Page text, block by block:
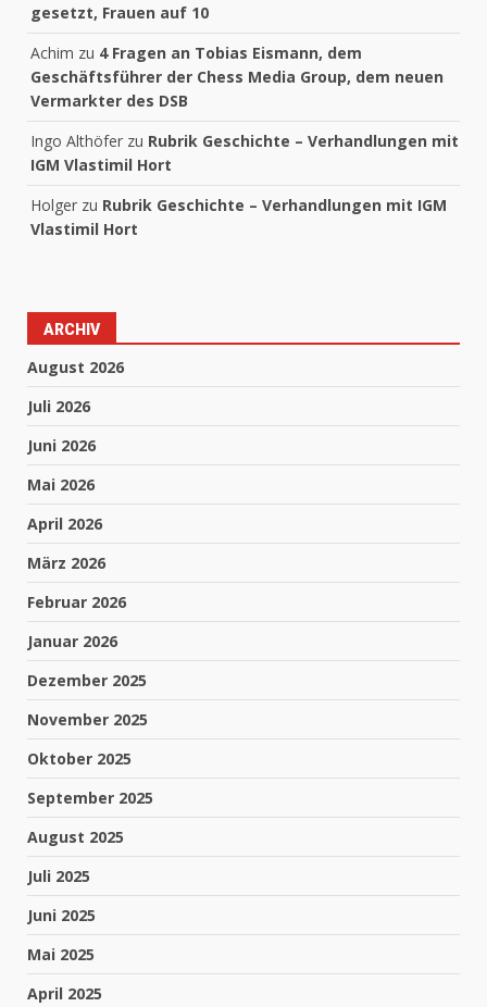
gesetzt, Frauen auf 10
Achim zu 4 Fragen an Tobias Eismann, dem
Geschäftsführer der Chess Media Group, dem neuen
Vermarkter des DSB
Ingo Althöfer zu Rubrik Geschichte – Verhandlungen mit
IGM Vlastimil Hort
Holger zu Rubrik Geschichte – Verhandlungen mit IGM
Vlastimil Hort
ARCHIV
August 2026
Juli 2026
Juni 2026
Mai 2026
April 2026
März 2026
Februar 2026
Januar 2026
Dezember 2025
November 2025
Oktober 2025
September 2025
August 2025
Juli 2025
Juni 2025
Mai 2025
April 2025